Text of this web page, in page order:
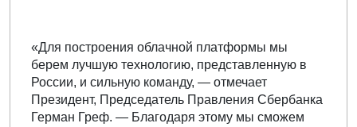
«Для построения облачной платформы мы
берем лучшую технологию, представленную в
России, и сильную команду, — отмечает
Президент, Председатель Правления Сбербанка
Герман Греф. — Благодаря этому мы сможем